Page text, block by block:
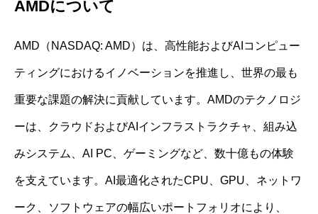
AMDについて
AMD（NASDAQ: AMD）は、高性能およびAIコンピュー
ティングにおけるイノベーションを推進し、世界の最も
重要な課題の解決に貢献しています。AMDのテクノロジ
ーは、クラウドおよびAIインフラストラクチャ、組み込
みシステム、AI PC、ゲーミングなど、数十億もの体験
を支えています。AI最適化されたCPU、GPU、ネットワ
ーク、ソフトウェアの幅広いポートフォリオにより、